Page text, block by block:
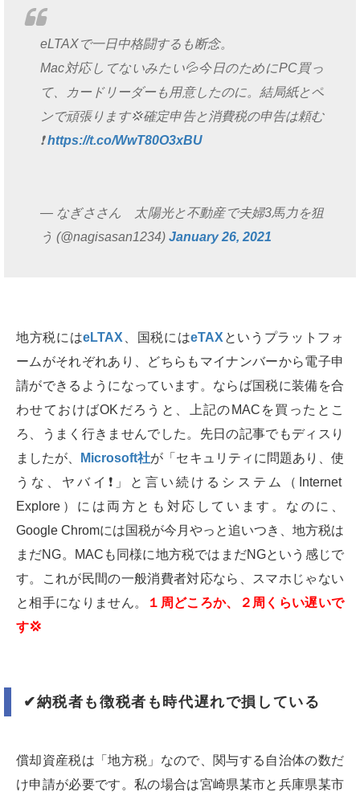
eLTAXで一日中格闘するも断念。
Mac対応してないみたい💦今日のためにPC買っ
て、カードリーダーも用意したのに。結局紙とペ
ンで頑張ります💢確定申告と消費税の申告は頼む
❗️https://t.co/WwT80O3xBU
— なぎささん 太陽光と不動産で夫婦3馬力を狙
う (@nagisasan1234) January 26, 2021
地方税にはeLTAX 、国税にはeTAX というプラットフォ
ームがそれぞれあり、どちらもマイナンバーから電子申
請ができるようになっています。ならば国税に装備を合
わせておけばOKだろうと、上記のMACを買ったとこ
ろ、うまく行きませんでした。先日の記事でもディスり
ましたが、
Microsoft社が「セキュリティに問題あり、使
うな、ヤバイ ❗️ 」と言い続けるシステム（Internet
Explore）には両方とも対応しています。なのに、
Google Chromには国税が今月やっと追いつき、地方税は
まだNG。MACも同様に地方税ではまだNGという感じで
す。これが民間の一般消費者対応なら、スマホじゃない
と相手になりません。
１周どころか、２周くらい遅いで
す💢
✔︎納税者も徴税者も時代遅れで損している
償却資産税は「地方税」なので、関与する自治体の数だ
け申請が必要です。私の場合は宮崎県某市と兵庫県某市